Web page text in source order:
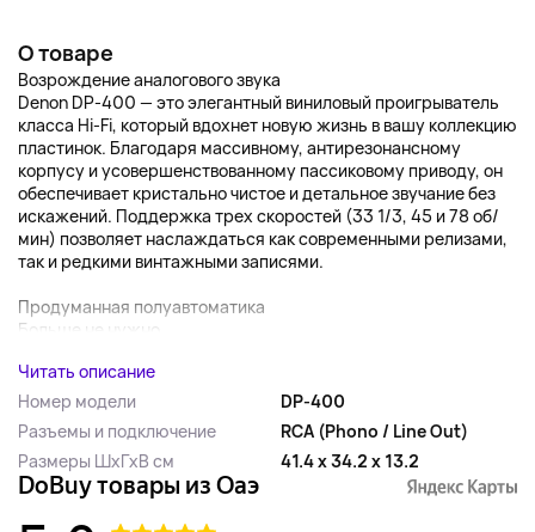
О товаре
Возрождение аналогового звука
Denon DP-400 — это элегантный виниловый проигрыватель
класса Hi-Fi, который вдохнет новую жизнь в вашу коллекцию
пластинок. Благодаря массивному, антирезонансному
корпусу и усовершенствованному пассиковому приводу, он
обеспечивает кристально чистое и детальное звучание без
искажений. Поддержка трех скоростей (33 1/3, 45 и 78 об/
мин) позволяет наслаждаться как современными релизами,
так и редкими винтажными записями.
Продуманная полуавтоматика
Больше не нужно...
Читать описание
Номер модели
DP-400
Разъемы и подключение
RCA (Phono / Line Out)
Размеры ШхГхВ см
41.4 x 34.2 x 13.2